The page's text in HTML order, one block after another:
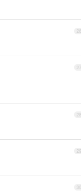
26
27
28
29
30